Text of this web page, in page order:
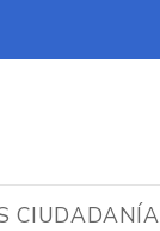
CIUDADANÍA